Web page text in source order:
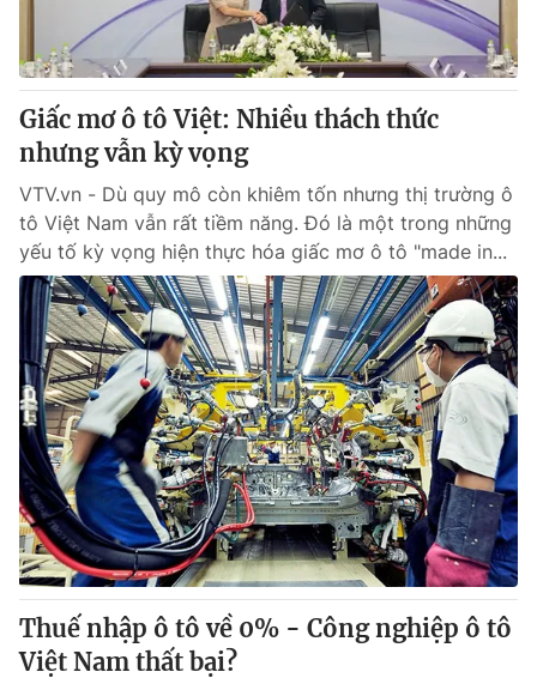
Thị trường
Tư vấn
Lịch phát sóng
Chuyên mục khác
Emagazine
Photo Infographic
Video Shorts video
VTV Money VTV Thể thao
VTV Sức khoẻ Bất động sản
Thị trường 24h Tấm lòng Việt
VTV4 Vươn mình bằng AI
VTV9
Giấc mơ ô tô Việt: Nhiều thách thức
nhưng vẫn kỳ vọng
VTV.vn - Dù quy mô còn khiêm tốn nhưng thị trường ô
tô Việt Nam vẫn rất tiềm năng. Đó là một trong những
yếu tố kỳ vọng hiện thực hóa giấc mơ ô tô "made in...
Thuế nhập ô tô về 0% - Công nghiệp ô tô
Việt Nam thất bại?